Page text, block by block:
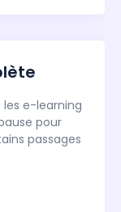
les e-learning
pour
passages